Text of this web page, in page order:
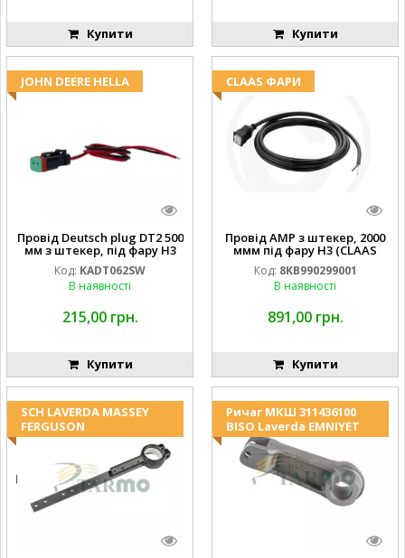
Купити Купити
JOHN DEERE HELLA
Провід Deutsch plug DT2 500
мм з штекер, під фару H3
(JOHN DEERE AL116438
994.184.00) ) Kramp Hella
Код: KADT062SW
В наявності
215,00 грн.
Купити
CLAAS ФАРИ
Провід AMP з штекер, 2000
ммм під фару H3 (CLAAS
013733) Hella
Код: 8KB990299001
В наявності
891,00 грн.
Купити
SCH LAVERDA MASSEY
FERGUSON
Ричаг МКШ 311436100
BISO Laverda EMNIYET